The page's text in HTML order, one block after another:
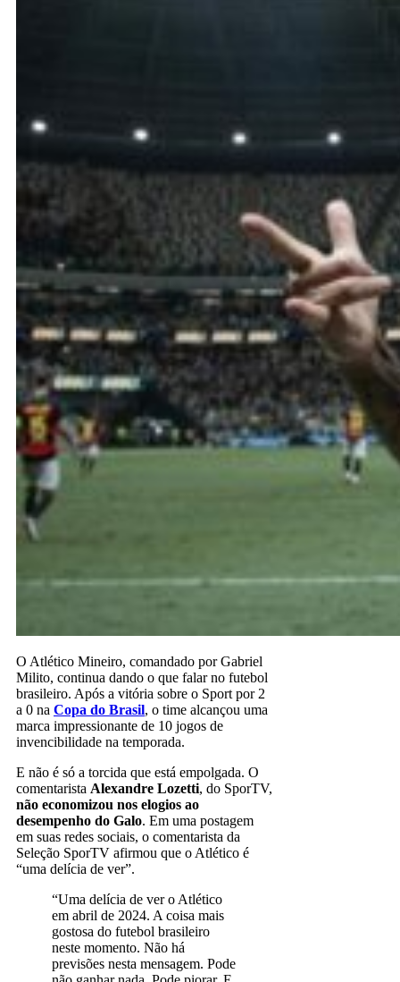
O Atlético Mineiro, comandado por Gabriel
Milito, continua dando o que falar no futebol
brasileiro. Após a vitória sobre o Sport por 2
a 0 na Copa do Brasil, o time alcançou uma
marca impressionante de 10 jogos de
invencibilidade na temporada.
E não é só a torcida que está empolgada. O
comentarista Alexandre Lozetti, do SporTV,
não economizou nos elogios ao
desempenho do Galo. Em uma postagem
em suas redes sociais, o comentarista da
Seleção SporTV afirmou que o Atlético é
“uma delícia de ver”.
“Uma delícia de ver o Atlético
em abril de 2024. A coisa mais
gostosa do futebol brasileiro
neste momento. Não há
previsões nesta mensagem. Pode